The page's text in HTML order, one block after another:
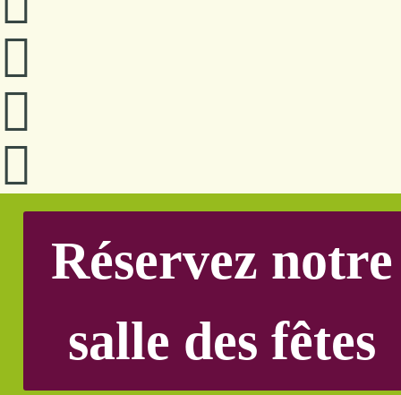
Réservez notre
salle des fêtes